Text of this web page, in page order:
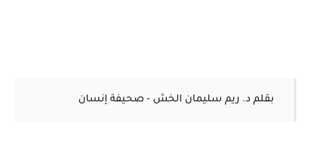
بقلم د. ريم سليمان الخش - صحيفة إنسان